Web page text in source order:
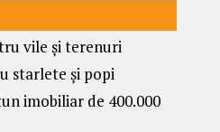
vile și terenuri
starlete și popi
imobiliar de 400.000